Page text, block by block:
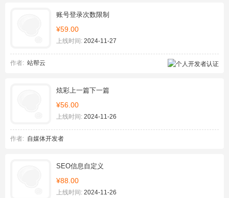
账号登录次数限制
¥59.00
上线时间: 2024-11-27
作者: 站帮云
炫彩上一篇下一篇
¥56.00
上线时间: 2024-11-26
作者: 自媒体开发者
SEO信息自定义
¥88.00
上线时间: 2024-11-26